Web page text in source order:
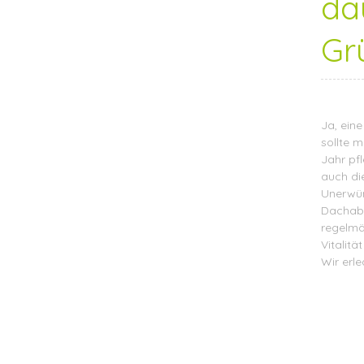
Ja,
sollte
Jahr
auch
Vitalität
Wir